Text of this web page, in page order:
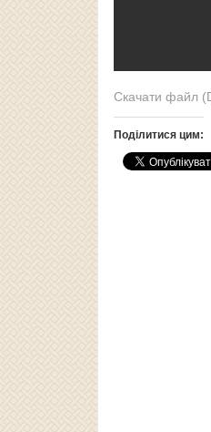
Скачати файл
Поділитися цим: